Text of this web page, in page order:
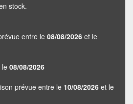
stock.
entre le 08/08/2026 et le
le 08/08/2026
prévue entre le 10/08/2026 et le